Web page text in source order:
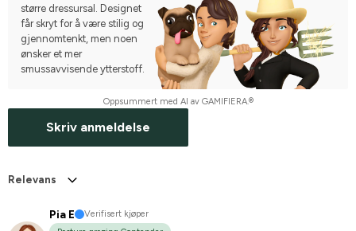
større dressursal. Designet
får skryt for å være stilig og
gjennomtenkt, men noen
ønsker et mer
smussavvisende ytterstoff.
Oppsummert med AI av GAMIFIERA.®
Skriv anmeldelse
Relevans
Pia E
Verifisert kjøper